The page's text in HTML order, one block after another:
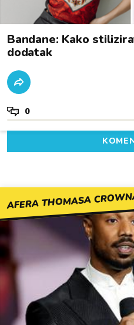
Bandane: Kako
dodatak
0
AFERA THOMASA